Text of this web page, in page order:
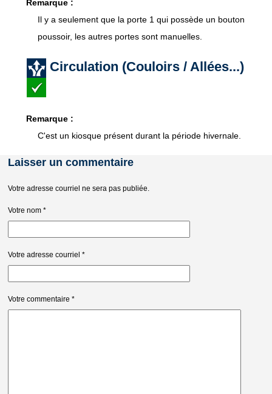
Remarque :
Il y a seulement que la porte 1 qui possède un bouton
poussoir, les autres portes sont manuelles.
Circulation (Couloirs / Allées...)
Remarque :
C'est un kiosque présent durant la période hivernale.
Laisser un commentaire
Votre adresse courriel ne sera pas publiée.
Votre nom *
Votre adresse courriel *
Votre commentaire *